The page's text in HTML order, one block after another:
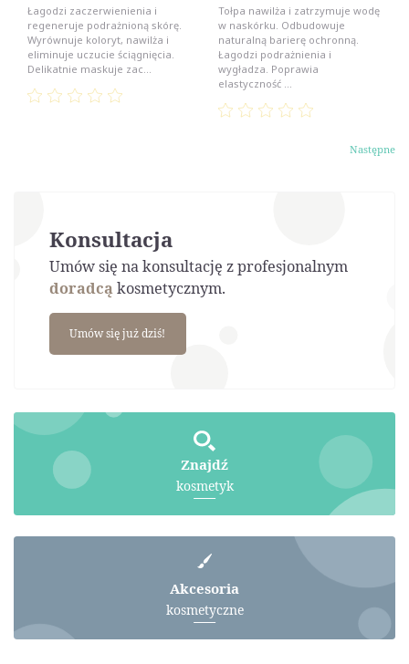
Łagodzi zaczerwienienia i
regeneruje podrażnioną skórę.
Wyrównuje koloryt, nawilża i
eliminuje uczucie ściągnięcia.
Delikatnie maskuje zac...
Tołpa nawilża i zatrzymuje wodę
w naskórku. Odbudowuje
naturalną barierę ochronną.
Łagodzi podrażnienia i
wygładza. Poprawia
elastyczność ...
Następne
Konsultacja
Umów się na konsultację z profesjonalnym
doradcąkosmetycznym.
Umów się już dziś!
Znajdź
kosmetyk
Akcesoria
kosmetyczne